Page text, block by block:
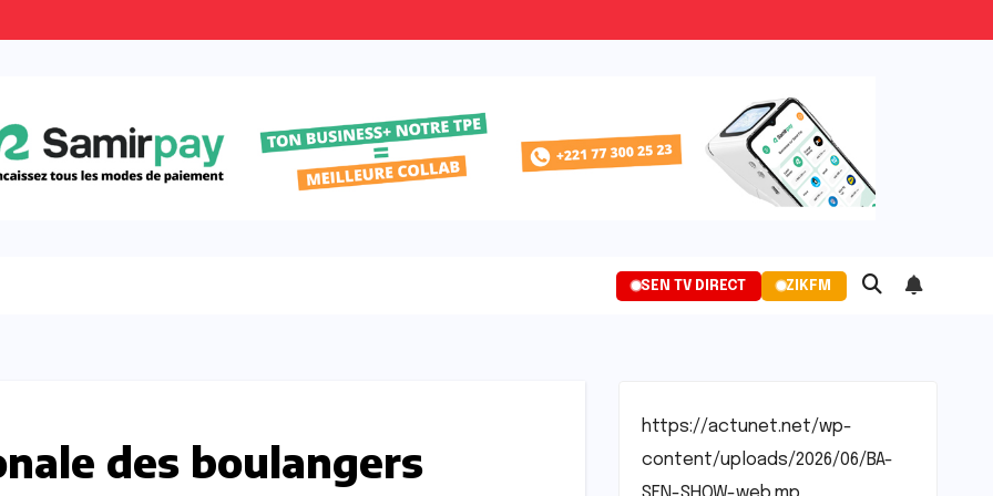
SEN TV DIRECT ZIKFM
des boulangers
https://actunet.net/wp-
content/uploads/2026/06/BA-